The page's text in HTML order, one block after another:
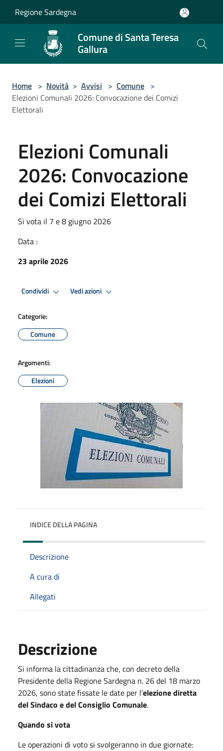
Regione Sardegna
Comune di Santa Teresa
Gallura
Home > Novità > Avvisi > Comune >
Elezioni Comunali 2026: Convocazione dei Comizi
Elettorali
Elezioni Comunali
2026: Convocazione
dei Comizi Elettorali
Si vota il 7 e 8 giugno 2026
Data :
23 aprile 2026
Condividi Vedi azioni
Categorie:
Comune
Argomenti:
Elezioni
INDICE DELLA PAGINA
Descrizione
A cura di
Allegati
Descrizione
Si informa la cittadinanza che, con decreto della
Presidente della Regione Sardegna n. 26 del 18 marzo
2026, sono state fissate le date per l’elezione diretta
del Sindaco e del Consiglio Comunale.
Quando si vota
Le operazioni di voto si svolgeranno in due giornate: